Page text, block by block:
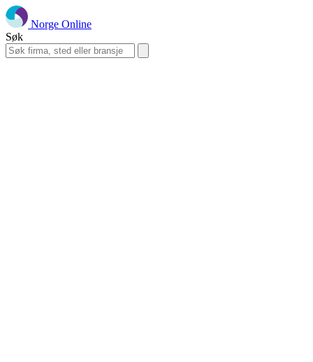
Norge Online
Søk